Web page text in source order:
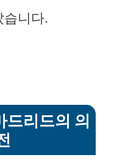
습니다.
드리드의 의